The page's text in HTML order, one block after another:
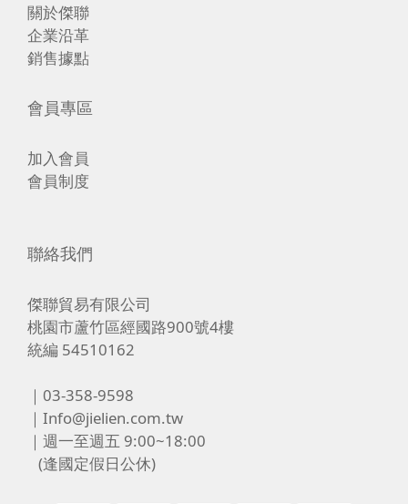
關於傑聯
企業沿革
銷售據點
會員專區
加入會員
會員制度
聯絡我們
傑聯貿易有限公司
桃園市蘆竹區經國路900號4樓
統編 54510162
｜03-358-9598
｜Info@jielien.com.tw
｜週一至週五 9:00~18:00
(逢國定假日公休)